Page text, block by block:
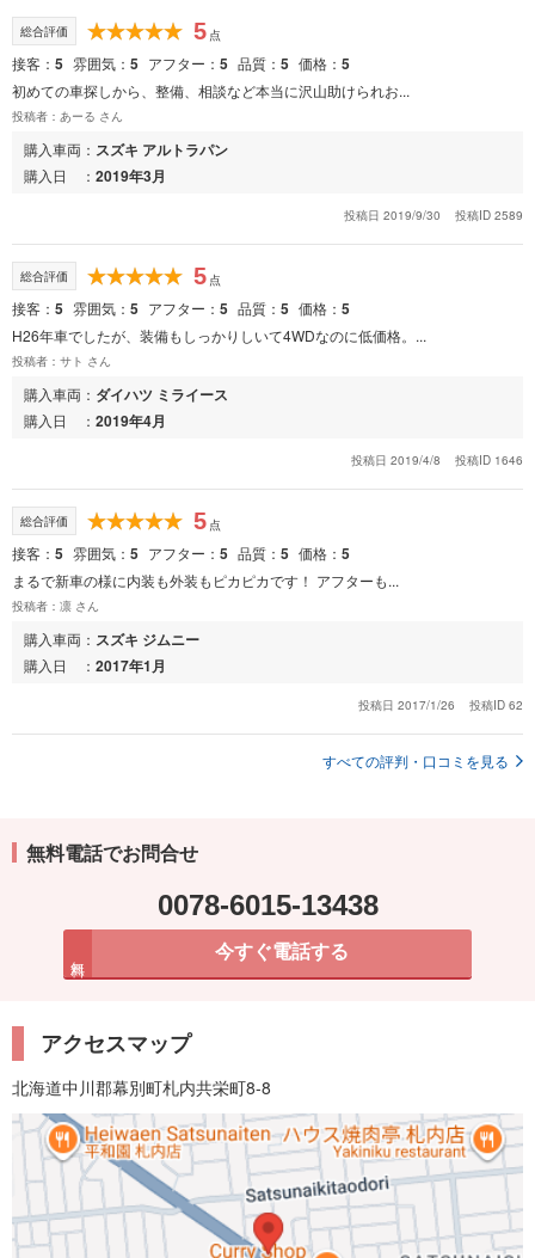
総合評価 5 点
接客 5 雰囲気 5 アフター 5 品質 5 価格 5
初めての車探しから、整備、相談など本当に沢山助けられお...
投稿者：あーる さん
購入車両 スズキ アルトラパン
購入日 2019年3月
投稿日 2019/9/30 投稿ID 2589
総合評価 5 点
接客 5 雰囲気 5 アフター 5 品質 5 価格 5
H26年車でしたが、装備もしっかりしいて4WDなのに低価格。...
投稿者：サト さん
購入車両 ダイハツ ミライース
購入日 2019年4月
投稿日 2019/4/8 投稿ID 1646
総合評価 5 点
接客 5 雰囲気 5 アフター 5 品質 5 価格 5
まるで新車の様に内装も外装もピカピカです！ アフターも...
投稿者：凛 さん
購入車両 スズキ ジムニー
購入日 2017年1月
投稿日 2017/1/26 投稿ID 62
すべての評判・口コミを見る
無料電話でお問合せ
0078-6015-13438
今すぐ電話する
アクセスマップ
北海道中川郡幕別町札内共栄町8-8